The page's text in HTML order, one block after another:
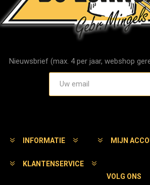
Nieuwsbrief (max. 4 per jaar, webshop
INFORMATIE MIJN
KLANTENSERVICE
VOLG ONS